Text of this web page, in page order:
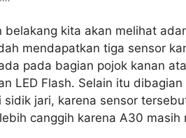
belakang kita akan melihat
mendapatkan tiga sensor
pada bagian pojok kanan
LED Flash. Selain itu
sidik jari, karena sensor
canggih karena A30